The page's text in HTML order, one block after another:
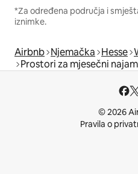
*Za određena područja i
iznimke.
Airbnb Njemačka Hesse
Prostori za mjesečni najam
© 2026
Pravila o